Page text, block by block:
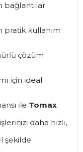
bağlantılar
pratik kullanım
çözüm
için ideal
ile Tomax
daha hızlı,
şekilde